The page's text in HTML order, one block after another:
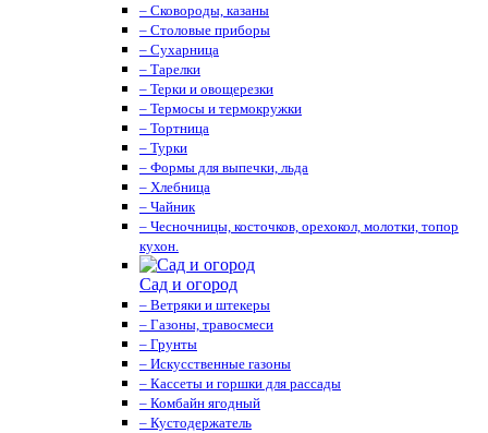
– Сковороды, казаны
– Столовые приборы
– Сухарница
– Тарелки
– Терки и овощерезки
– Термосы и термокружки
– Тортница
– Турки
– Формы для выпечки, льда
– Хлебница
– Чайник
– Чесночницы, косточков, орехокол, молотки, топор
кухон.
Сад и огород
– Ветряки и штекеры
– Газоны, травосмеси
– Грунты
– Искусственные газоны
– Кассеты и горшки для рассады
– Комбайн ягодный
– Кустодержатель